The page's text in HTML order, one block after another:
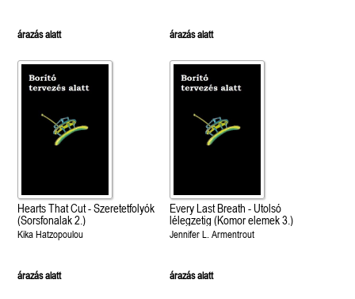
árazás alatt árazás alatt
Hearts That Cut - Szeretetfolyók
(Sorsfonalak 2.)
Kika Hatzopoulou
árazás alatt
Every Last Breath - Utolsó
lélegzetig (Komor elemek 3.)
Jennifer L. Armentrout
árazás alatt